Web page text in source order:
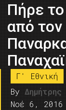
Πήρε
από τον
Γ' Εθνική
By
Νοέ 6, 2016